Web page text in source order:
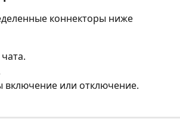
коннекторы ниже
включение или отключение.